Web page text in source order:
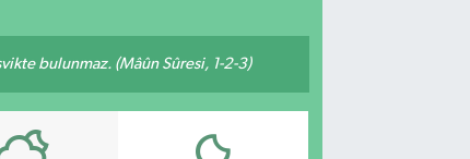
bulunmaz. (Mâûn Sûresi, 1-2-3)